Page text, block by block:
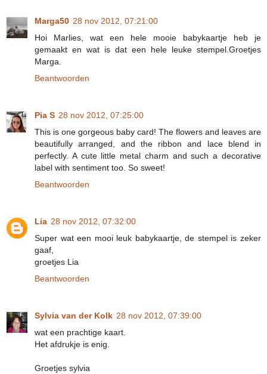
Marga50 28 nov 2012, 07:21:00
Hoi Marlies, wat een hele mooie babykaartje heb je
gemaakt en wat is dat een hele leuke stempel.Groetjes
Marga.
Beantwoorden
Pia S 28 nov 2012, 07:25:00
This is one gorgeous baby card! The flowers and leaves are
beautifully arranged, and the ribbon and lace blend in
perfectly. A cute little metal charm and such a decorative
label with sentiment too. So sweet!
Beantwoorden
Lia 28 nov 2012, 07:32:00
Super wat een mooi leuk babykaartje, de stempel is zeker
gaaf,
groetjes Lia
Beantwoorden
Sylvia van der Kolk 28 nov 2012, 07:39:00
wat een prachtige kaart.
Het afdrukje is enig.
Groetjes sylvia